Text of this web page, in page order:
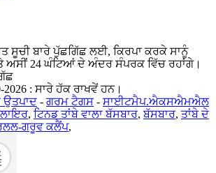
ਸੂਚੀ ਬਾਰੇ ਪੁੱਛਗਿੱਛ ਲਈ, ਕਿਰਪਾ ਕਰਕੇ ਸਾਨੂੰ
24 ਘੰਟਿਆਂ ਦੇ ਅੰਦਰ ਸੰਪਰਕ ਵਿੱਚ ਰਹਾਂਗੇ।
: ਸਾਰੇ ਹੱਕ ਰਾਖਵੇਂ ਹਨ।
ਉਤਪਾਦ - ਗਰਮ ਟੈਗਸ - ਸਾਈਟਮੈਪ.ਐਕਸਐਮਐਲ
, ਟਿਨਡ ਤਾਂਬੇ ਵਾਲਾ ਬੱਸਬਾਰ,ਬੱਸਬਾਰ, ਤਾਂਬੇ ਦੇ
ਗਰੂਵ ਕਲੈਂਪ,